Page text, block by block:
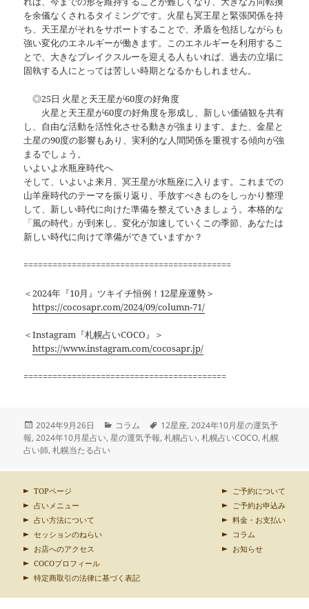
を余儀なくされるタイミングです。火星も冥王星と緊張関係を持
ち、天王星がそれをサポートすることで、矛盾を包括しながらも
強い変化のエネルギーが働きます。このエネルギーを利用するこ
とで、大きなブレイクスルーを迎える人もいれば、過去の立場に
固執する人にとっては苦しい時期となるかもしれません。
◎25日 火星と天王星が60度の好角度
火星と天王星が60度の好角度を形成し、新しい価値観を共有
し、自由な活動を活性化させる動きが強まります。また、金星と
土星の90度の影響もあり、実利的な人間関係を重視する傾向が強
まるでしょう。
いよいよ水瓶座時代へ
そして、いよいよ来月、冥王星が水瓶座に入ります。これまでの
山羊座時代のテーマを振り返り、手放すべきものをしっかり整理
して、新しい時代に向けた準備を整えていきましょう。本格的な
「風の時代」が到来し、変化が加速していくこの季節、あなたは
新しい時代に向けて準備ができていますか？
===========================================
＜2024年『10月』ツキイチ恒例！12星座運勢＞
https://cocosapr.com/2024/09/column-71/
＜Instagram『札幌占いCOCO』＞
https://www.instagram.com/cocosapr.jp/
==========================================
投
稿
日:
2024年9月26日
カ
テ
ー
コラム
タ
グ
12星座,2024年10月星の運気予
報,2024年10月星占い,星の運気予報,札幌占い,札幌占いCOCO,札幌
占い師,札幌当たる占い
TOPページ
占いメニュー
占い方法について
セッションのねらい
お店へのアクセス
COCOプロフィール
ご予約について
ご予約お申込み
料金・お支払い
コラム
お知らせ
特定商取引の法律に基づく表記